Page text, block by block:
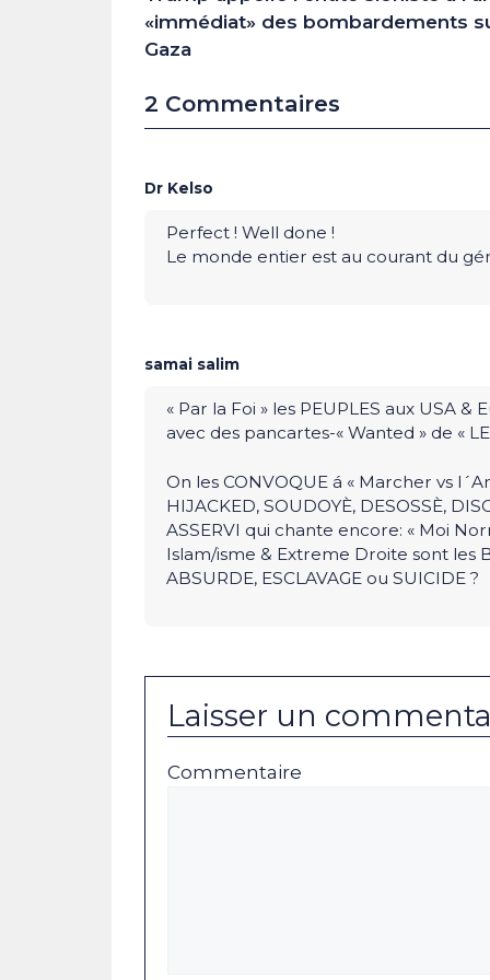
«immédiat» des bombardements
Gaza
2 Commentaires
Dr Kelso
Perfect ! Well done !
Le monde entier est au courant du
samai salim
« Par la Foi » les PEUPLES aux USA
avec des pancartes-« Wanted » de «
On les CONVOQUE á « Marcher vs
HIJACKED, SOUDOYÈ, DESOSSÈ,
ASSERVI qui chante encore: « Moi
Islam/isme & Extreme Droite sont les
ABSURDE, ESCLAVAGE ou SUICIDE ?
Laisser un
Commentaire